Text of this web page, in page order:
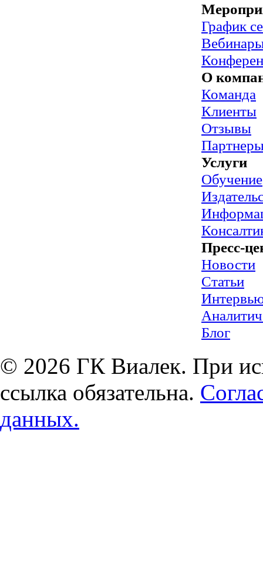
График
О
Команда
Клиенты
Отзывы
Услуги
Обучение
Пресс-
Новости
Статьи
Блог
© 2026 ГК Виалек. При
ссылка обязательна.
данных.